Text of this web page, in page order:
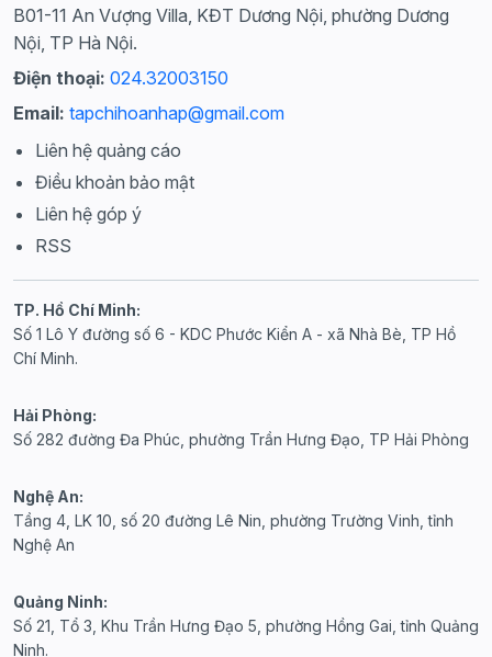
B01-11 An Vượng Villa, KĐT Dương Nội, phường Dương
Nội, TP Hà Nội.
Điện thoại: 024.32003150
Email: tapchihoanhap@gmail.com
Liên hệ quảng cáo
Điều khoản bảo mật
Liên hệ góp ý
RSS
TP. Hồ Chí Minh:
Số 1 Lô Y đường số 6 - KDC Phước Kiển A - xã Nhà Bè, TP Hồ
Chí Minh.
Hải Phòng:
Số 282 đường Đa Phúc, phường Trần Hưng Đạo, TP Hải Phòng
Nghệ An:
Tầng 4, LK 10, số 20 đường Lê Nin, phường Trường Vinh, tỉnh
Nghệ An
Quảng Ninh:
Số 21, Tổ 3, Khu Trần Hưng Đạo 5, phường Hồng Gai, tỉnh Quảng
Ninh.